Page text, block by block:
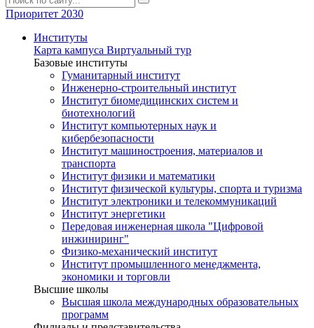
Приоритет 2030
Институты
Карта кампуса Виртуальный тур
Базовые институты
Гуманитарный институт
Инженерно-строительный институт
Институт биомедицинских систем и
биотехнологий
Институт компьютерных наук и
кибербезопасности
Институт машиностроения, материалов и
транспорта
Институт физики и математики
Институт физической культуры, спорта и туризма
Институт электроники и телекоммуникаций
Институт энергетики
Передовая инженерная школа "Цифровой
инжиниринг"
Физико-механический институт
Институт промышленного менеджмента,
экономики и торговли
Высшие школы
Высшая школа международных образовательных
программ